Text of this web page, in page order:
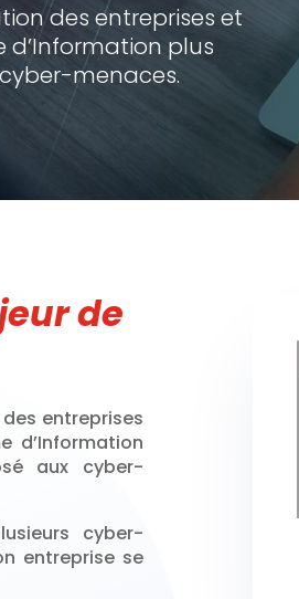
des entreprises et
plus
menaces.
de
entreprises
d’Information
aux cyber-
cyber-
entreprise se